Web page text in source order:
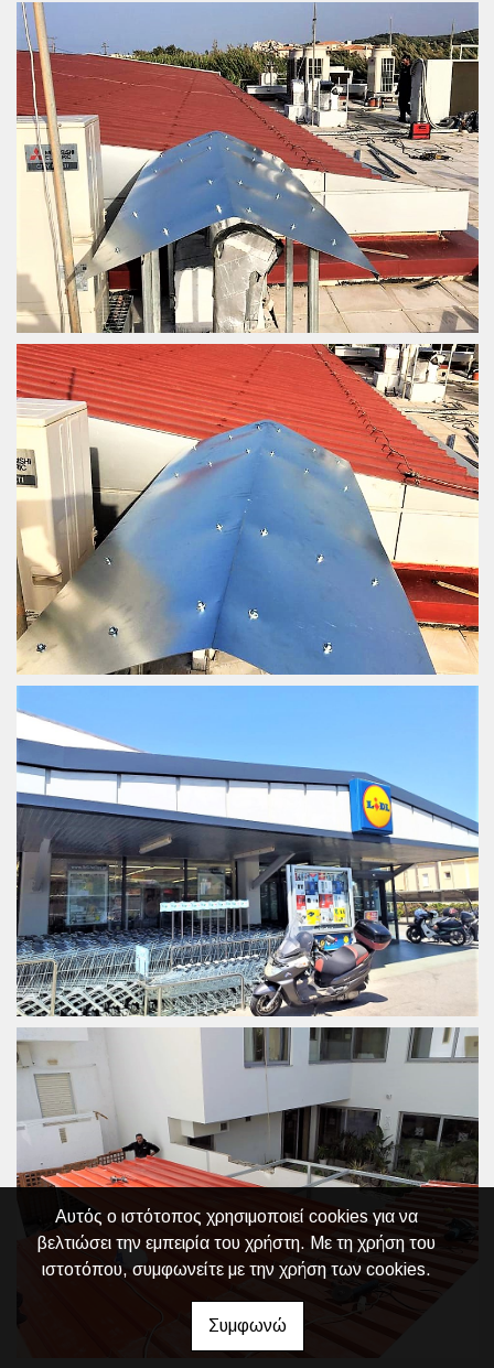
Αυτός ο ιστότοπος χρησιμοποιεί cookies για να
βελτιώσει την εμπειρία του χρήστη. Με τη χρήση του
ιστοτόπου, συμφωνείτε με την χρήση των cookies.
Συμφωνώ